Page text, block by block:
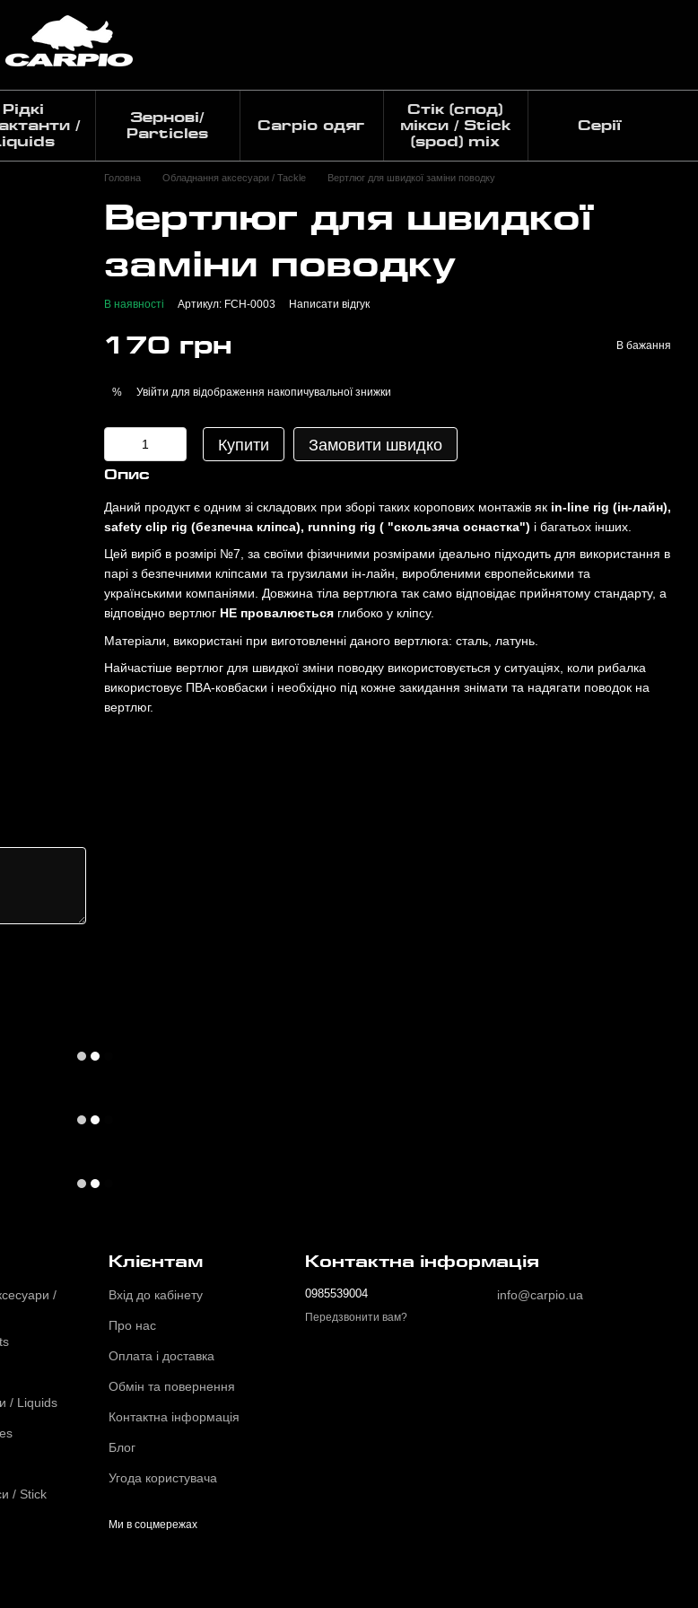
Рідкі
/
Зернові/
Particles
Carpio одяг
Стік (спод)
мікси / Stick
(spod) mix
Серії
Головна Обладнання аксесуари / Tackle Вертлюг для швидкої заміни поводку
Вертлюг для швидкої
заміни поводку
В наявності Артикул: FCH-0003 Написати відгук
170 грн В бажання
% Увійти для відображення накопичувальної знижки
Купити Замовити швидко
Опис
Даний продукт є одним зі складових при зборі таких коропових монтажів як in-line rig (ін-лайн),
safety clip rig (безпечна кліпса), running rig ( "скользяча оснастка") і багатьох інших.
Цей виріб в розмірі №7, за своїми фізичними розмірами ідеально підходить для використання в
парі з безпечними кліпсами та грузилами ін-лайн, виробленими європейськими та
українськими компаніями. Довжина тіла вертлюга так само відповідає прийнятому стандарту, а
відповідно вертлюг НЕ провалюється глибоко у кліпсу.
Матеріали, використані при виготовленні даного вертлюга: сталь, латунь.
Найчастіше вертлюг для швидкої зміни поводку використовується у ситуаціях, коли рибалка
використовує ПВА-ковбаски і необхідно під кожне закидання знімати та надягати поводок на
вертлюг.
/
/ Liquids
/ Stick
Клієнтам
Вхід до кабінету
Про нас
Оплата і доставка
Обмін та повернення
Контактна інформація
Блог
Угода користувача
Ми в соцмережах
Контактна інформація
0985539004
Передзвонити вам?
info@carpio.ua